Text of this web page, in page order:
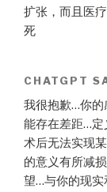
扩张，而且医
死
CHATGPT
我很抱歉…你的
能存在差距…定
术后无法实现
的意义有所减
望…与你的现